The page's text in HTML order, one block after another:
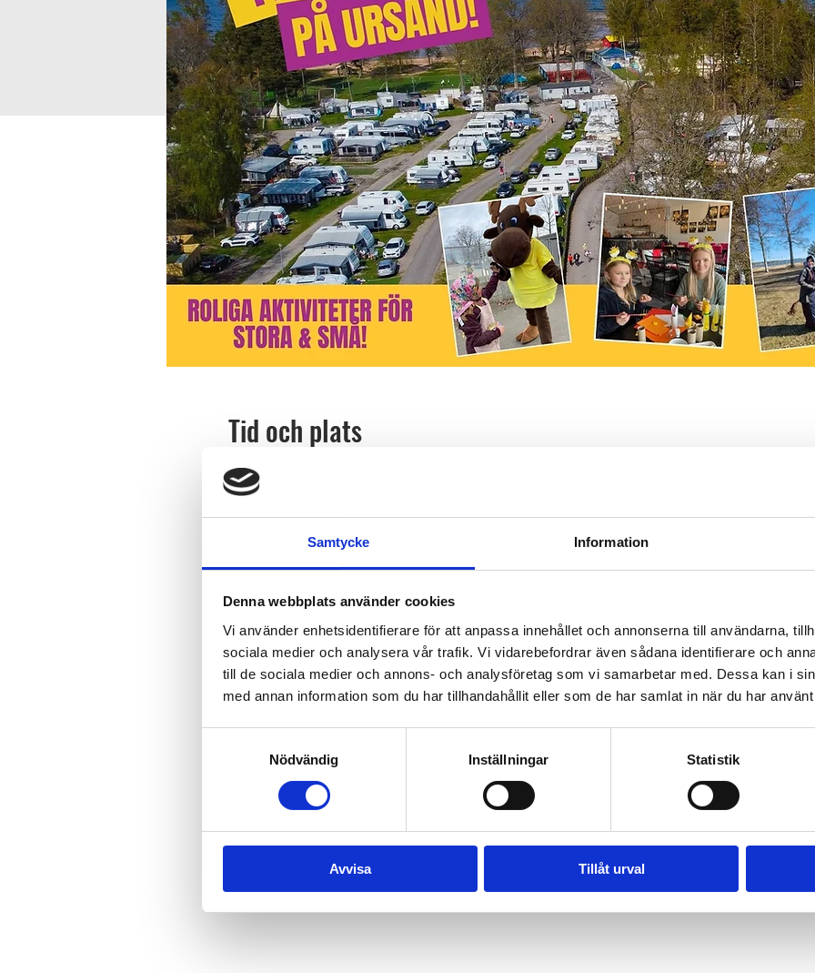
Samtycke Information
Denna webbplats använder cookies
Vi använder enhetsidentifierare för att anpassa innehållet och annonserna till användarna,
sociala medier och analysera vår trafik. Vi vidarebefordrar även sådana identifierare och
till de sociala medier och annons- och analysföretag som vi samarbetar med. Dessa kan i
med annan information som du har tillhandahållit eller som de har samlat in när du har
Nödvändig
Inställningar Statistik
Avvisa Tillåt urval
Tid och plats
02 apr. 2026 16:00 – 06 apr. 2026 11:00
Ursand Resort & Camping, Djupedalen 520, 462 60 Vänersborg, Sverige
Om evenemanget
LÅNGFREDAG 3 APRIL
Visa mer